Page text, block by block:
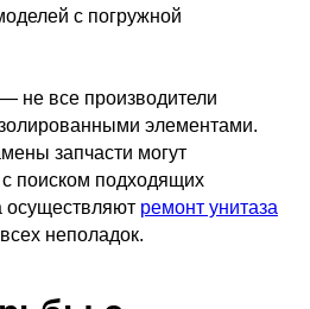
с погружной
не все производители
элементами.
запчасти могут
с поиском подходящих
осуществляют ремонт унитаза
неполадок.